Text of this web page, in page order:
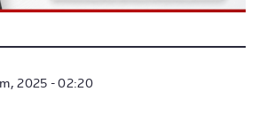
2025 - 02:20